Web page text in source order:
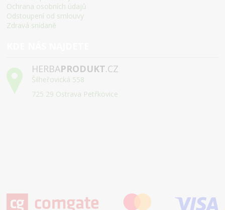
Ochrana osobních údajů
Odstoupení od smlouvy
Zdravá snídaně
HERBAPRODUKT.CZ
Šilheřovická 558
725 29 Ostrava Petřkovice